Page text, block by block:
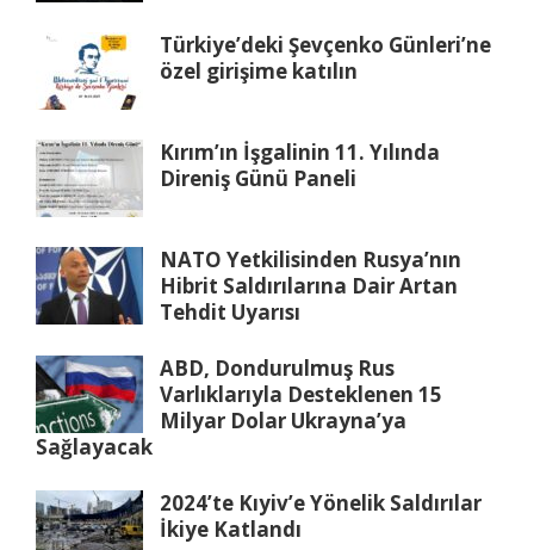
Türkiye’deki Şevçenko Günleri’ne
özel girişime katılın
Kırım’ın İşgalinin 11. Yılında
Direniş Günü Paneli
NATO Yetkilisinden Rusya’nın
Hibrit Saldırılarına Dair Artan
Tehdit Uyarısı
ABD, Dondurulmuş Rus
Varlıklarıyla Desteklenen 15
Milyar Dolar Ukrayna’ya
Sağlayacak
2024’te Kıyiv’e Yönelik Saldırılar
İkiye Katlandı